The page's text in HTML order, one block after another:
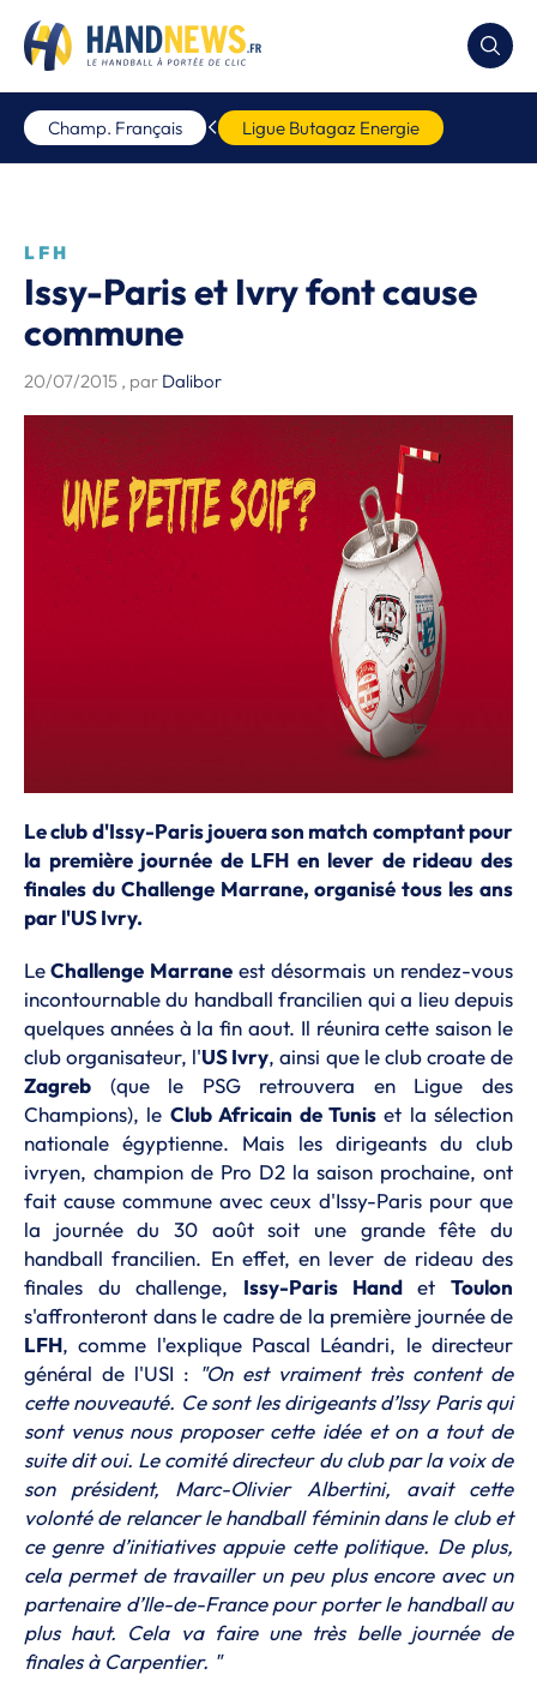
Champ. Français Ligue Butagaz Energie
LFH
Issy-Paris et Ivry font cause
commune
20/07/2015 , par Dalibor
Le club d'Issy-Paris jouera son match comptant pour
la première journée de LFH en lever de rideau des
finales du Challenge Marrane, organisé tous les ans
par l'US Ivry.
LeChallenge Marraneest désormais un rendez-vous
incontournable du handball francilien qui a lieu depuis
quelques années à la fin aout. Il réunira cette saison le
club organisateur, l'US Ivry, ainsi que le club croate de
Zagreb (que le PSG retrouvera en Ligue des
Champions), le Club Africain de Tuniset la sélection
nationale égyptienne. Mais les dirigeants du club
ivryen, champion de Pro D2 la saison prochaine, ont
fait cause commune avec ceux d'Issy-Paris pour que
la journée du 30 août soit une grande fête du
handball francilien. En effet, en lever de rideau des
finales du challenge, Issy-Paris HandetToulon
s'affronteront dans le cadre de la première journée de
LFH, comme l'explique Pascal Léandri, le directeur
général de l'USI : "On est vraiment très content de
cette nouveauté. Ce sont les dirigeants d’Issy Paris qui
sont venus nous proposer cette idée et on a tout de
suite dit oui. Le comité directeur du club par la voix de
son président, Marc-Olivier Albertini, avait cette
volonté de relancer le handball féminin dans le club et
ce genre d’initiatives appuie cette politique. De plus,
cela permet de travailler un peu plus encore avec un
partenaire d’Ile-de-France pour porter le handball au
plus haut. Cela va faire une très belle journée de
finales à Carpentier. "